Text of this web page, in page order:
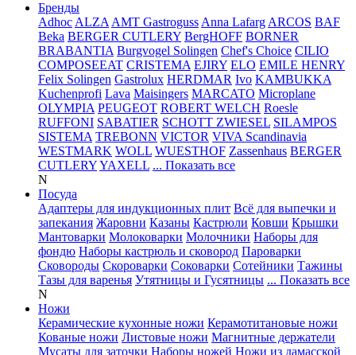
Бренды
Adhoc ALZA AMT Gastroguss Anna Lafarg ARCOS BAF
Beka BERGER CUTLERY BergHOFF BORNER
BRABANTIA Burgvogel Solingen Chef's Choice CILIO
COMPOSEEAT CRISTEMA EJIRY ELO EMILE HENRY
Felix Solingen Gastrolux HERDMAR Ivo KAMBUKKA
Kuchenprofi Lava Maisingers MARCATO Microplane
OLYMPIA PEUGEOT ROBERT WELCH Roesle
RUFFONI SABATIER SCHOTT ZWIESEL SILAMPOS
SISTEMA TREBONN VICTOR VIVA Scandinavia
WESTMARK WOLL WUESTHOF Zassenhaus BERGER
CUTLERYYAXELL ... Показать все
N
Посуда
Адаптеры для индукционных плит Всё для выпечки и
запекания Жаровни Казаны Кастрюли Ковши Крышки
Мантоварки Молоковарки Молочники Наборы для
фондю Наборы кастрюль и сковород Пароварки
Сковороды Скороварки Соковарки Сотейники Тажины
Тазы для варенья Утятницы и Гусятницы ... Показать все
N
Ножи
Керамические кухонные ножи Керамотитановые ножи
Кованые ножи Листовые ножи Магнитные держатели
Мусаты для заточки Наборы ножей Ножи из дамасской